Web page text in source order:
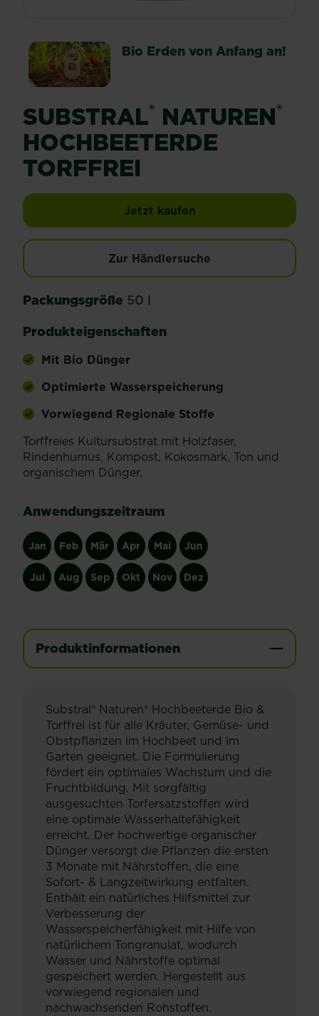
Bio Erden von Anfang an!
SUBSTRAL® NATUREN®
HOCHBEETERDE
TORFFREI
Jetzt kaufenSubstral® Naturen®
Zur Händlersuche
Packungsgröße 50 l
Produkteigenschaften
Mit Bio Dünger
Optimierte Wasserspeicherung
Vorwiegend Regionale Stoffe
Torffreies Kultursubstrat mit Holzfaser,
Rindenhumus, Kompost, Kokosmark, Ton und
organischem Dünger.
Anwendungszeitraum
Jan Feb Mär Apr Mai Jun
Jul Aug Sep Okt Nov Dez
Produktinformationen
Substral® Naturen® Hochbeeterde Bio &
Torffrei ist für alle Kräuter, Gemüse- und
Obstpflanzen im Hochbeet und im
Garten geeignet. Die Formulierung
fördert ein optimales Wachstum und die
Fruchtbildung. Mit sorgfältig
ausgesuchten Torfersatzstoffen wird
eine optimale Wasserhaltefähigkeit
erreicht. Der hochwertige organischer
Dünger versorgt die Pflanzen die ersten
3 Monate mit Nährstoffen, die eine
Sofort- & Langzeitwirkung entfalten.
Enthält ein natürliches Hilfsmittel zur
Verbesserung der
Wasserspeicherfähigkeit mit Hilfe von
natürlichem Tongranulat, wodurch
Wasser und Nährstoffe optimal
gespeichert werden. Hergestellt aus
vorwiegend regionalen und
nachwachsenden Rohstoffen.